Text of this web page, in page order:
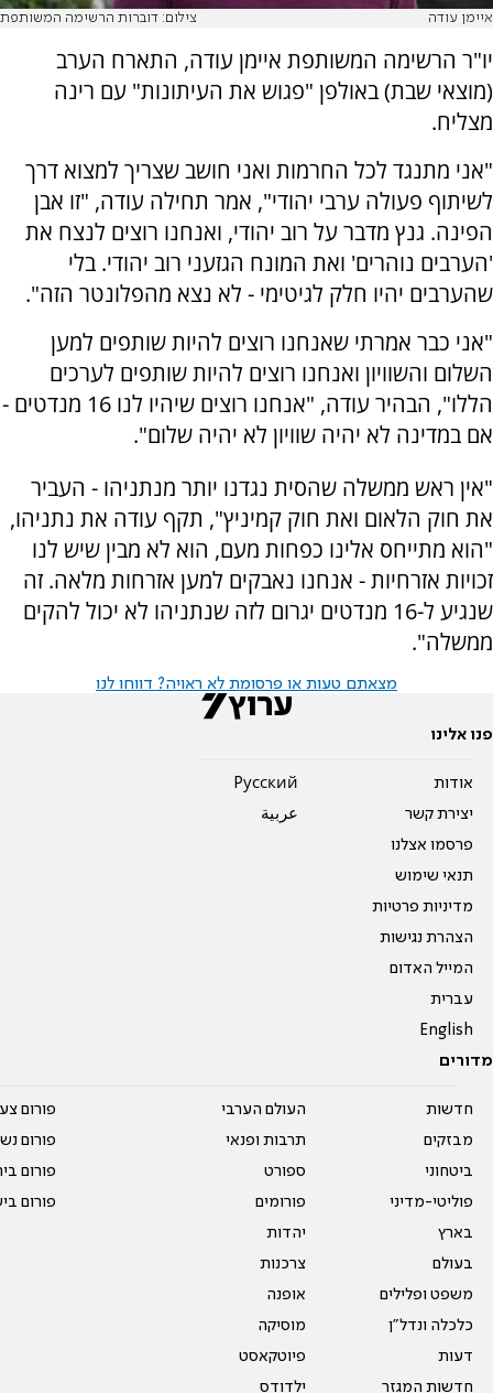
איימן עודה צילום: דוברות הרשימה המשותפת
יו"ר הרשימה המשותפת איימן עודה, התארח הערב
(מוצאי שבת) באולפן "פגוש את העיתונות" עם רינה
מצליח.
"אני מתנגד לכל החרמות ואני חושב שצריך למצוא דרך
לשיתוף פעולה ערבי יהודי", אמר תחילה עודה, "זו אבן
הפינה. גנץ מדבר על רוב יהודי, ואנחנו רוצים לנצח את
'הערבים נוהרים' ואת המונח הגזעני רוב יהודי. בלי
שהערבים יהיו חלק לגיטימי - לא נצא מהפלונטר הזה".
"אני כבר אמרתי שאנחנו רוצים להיות שותפים למען
השלום והשוויון ואנחנו רוצים להיות שותפים לערכים
הללו", הבהיר עודה, "אנחנו רוצים שיהיו לנו 16 מנדטים -
אם במדינה לא יהיה שוויון לא יהיה שלום".
"אין ראש ממשלה שהסית נגדנו יותר מנתניהו - העביר
את חוק הלאום ואת חוק קמיניץ", תקף עודה את נתניהו,
"הוא מתייחס אלינו כפחות מעם, הוא לא מבין שיש לנו
זכויות אזרחיות - אנחנו נאבקים למען אזרחות מלאה. זה
שנגיע ל-16 מנדטים יגרום לזה שנתניהו לא יכול להקים
ממשלה".
מצאתם טעות או פרסומת לא ראויה? דווחו לנו
פנו אלינו
אודות
יצירת קשר
פרסמו אצלנו
תנאי שימוש
מדיניות פרטיות
הצהרת נגישות
המייל האדום
עברית
English
Pусский
عربية
מדורים
חדשות
מבזקים
ביטחוני
פוליטי-מדיני
בארץ
בעולם
משפט ופלילים
כלכלה ונדל"ן
דעות
חדשות המגזר
העולם הערבי
תרבות ופנאי
ספורט
פורומים
יהדות
צרכנות
אופנה
מוסיקה
פיוטקאסט
ילדודס
פורום
פורום
פורום
פורום